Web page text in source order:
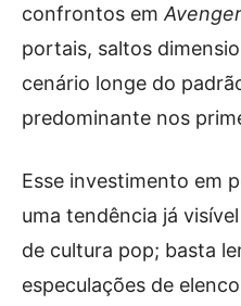
confrontos em
portais, saltos
cenário longe do
predominante nos
Esse investimento em
uma tendência já
de cultura pop; basta
especulações de